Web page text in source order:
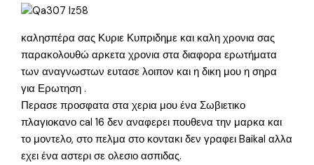
καλησπέρα σας Κυριε Κυπριδημε και καλη χρονια σας
παρακολουθώ αρκετα χρονια στα διαφορα ερωτήματα
των αναγνωστων ευτασε λοιπον και η δικη μου η σηρα
για Ερωτηση .
Περασε προσφατα στα χερια μου ένα Σωβιετικο
πλαγιοκανο cal 16 δεν αναφερει πουθενα την μαρκα και
το μοντελο, στο πελμα στο κοντακι δεν γραφει Baikal αλλα
εχει ένα αστερι σε ολεσιο ασπιδας.